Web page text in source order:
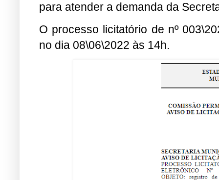
para atender a demanda da
O processo licitatório de nº
no dia 08\06\2022 às 14h.